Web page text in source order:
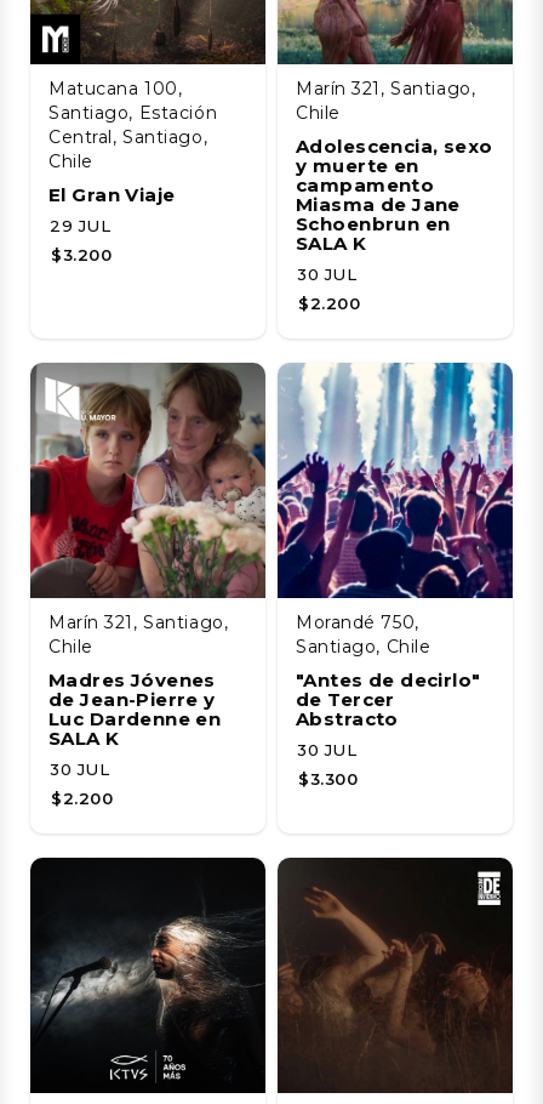
Matucana 100,
Santiago, Estación
Central, Santiago,
Chile
El Gran Viaje
29 JUL
$3.200
Marín 321, Santiago,
Chile
Adolescencia, sexo
y muerte en
campamento
Miasma de Jane
Schoenbrun en
SALA K
30 JUL
$2.200
Marín 321, Santiago,
Chile
Madres Jóvenes
de Jean-Pierre y
Luc Dardenne en
SALA K
30 JUL
$2.200
Morandé 750,
Santiago, Chile
"Antes de decirlo"
de Tercer
Abstracto
30 JUL
$3.300